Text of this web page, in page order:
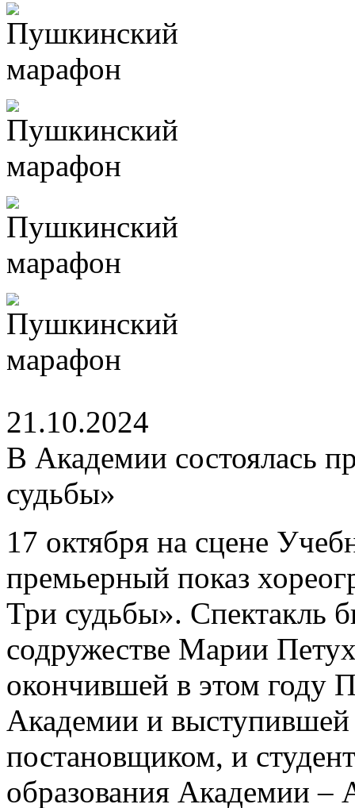
21.10.2024
В Академии состоялась
судьбы»
17 октября на сцене
премьерный показ
Три судьбы». Спектакль
содружестве Марии
окончившей в этом году
Академии и
постановщиком, и
образования Академии –